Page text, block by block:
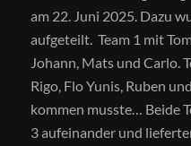
am 22. Juni 2025. Dazu
aufgeteilt. Team 1 mit
Johann, Mats und Carlo.
Rigo, Flo Yunis, Ruben
kommen musste… Beide
3 aufeinander und